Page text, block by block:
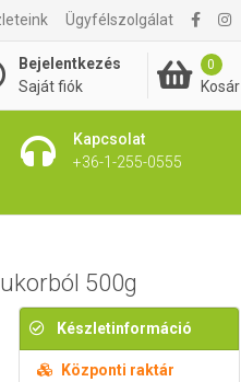
Ügyfélszolgálat
Bejelentkezés
Saját fiók
0
Kosár
Kapcsolat
+36-1-255-0555
920 Ft Kosárba rakom
500g
Készletinformáció
Központi raktár